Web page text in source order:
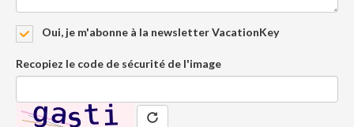
Oui, je m'abonne à la newsletter VacationKey
Recopiez le code de sécurité de l'image